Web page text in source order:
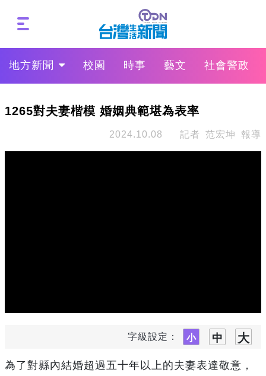
地方新聞 校園 時事 藝文 社會警政
1265對夫妻楷模 婚姻典範堪為表率
2024.10.08 記者 范宏坤 報導
字級設定：
為了對縣內結婚超過五十年以上的夫妻表達敬意，